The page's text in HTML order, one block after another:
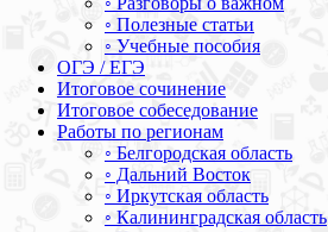
◦ Полезные статьи
◦ Учебные пособия
ОГЭ / ЕГЭ
Итоговое сочинение
Итоговое собеседование
Работы по регионам
◦ Белгородская область
◦ Дальний Восток
◦ Иркутская область
◦ Калининградская область